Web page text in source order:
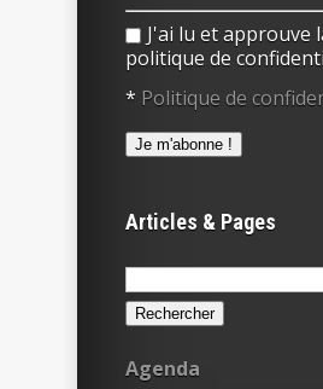
J'ai lu et approuve
politique de
* Politique de
Articles & Pages
Rechercher :
Agenda